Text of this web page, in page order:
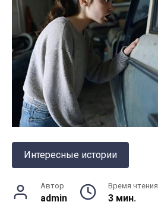
Интересные истории
Автор
admin
Время чтения
3 мин.